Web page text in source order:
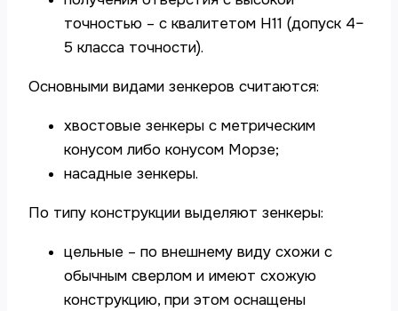
точностью – с квалитетом Н11 (допуск 4–
5 класса точности).
Основными видами зенкеров считаются:
хвостовые зенкеры с метрическим
конусом либо конусом Морзе;
насадные зенкеры.
По типу конструкции выделяют зенкеры:
цельные – по внешнему виду схожи с
обычным сверлом и имеют схожую
конструкцию, при этом оснащены